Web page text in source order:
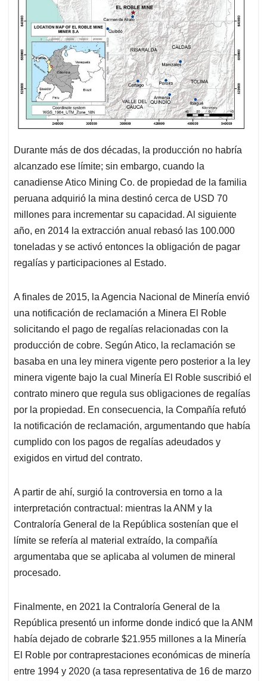
Durante más de dos décadas, la producción no habría
alcanzado ese límite; sin embargo, cuando la
canadiense Atico Mining Co. de propiedad de la familia
peruana adquirió la mina destinó cerca de USD 70
millones para incrementar su capacidad. Al siguiente
año, en 2014 la extracción anual rebasó las 100.000
toneladas y se activó entonces la obligación de pagar
regalías y participaciones al Estado.
A finales de 2015, la Agencia Nacional de Minería envió
una notificación de reclamación a Minera El Roble
solicitando el pago de regalías relacionadas con la
producción de cobre. Según Atico, la reclamación se
basaba en una ley minera vigente pero posterior a la ley
minera vigente bajo la cual Minería El Roble suscribió el
contrato minero que regula sus obligaciones de regalías
por la propiedad. En consecuencia, la Compañía refutó
la notificación de reclamación, argumentando que había
cumplido con los pagos de regalías adeudados y
exigidos en virtud del contrato.
A partir de ahí, surgió la controversia en torno a la
interpretación contractual: mientras la ANM y la
Contraloría General de la República sostenían que el
límite se refería al material extraído, la compañía
argumentaba que se aplicaba al volumen de mineral
procesado.
Finalmente, en 2021 la Contraloría General de la
República presentó un informe donde indicó que la ANM
había dejado de cobrarle $21.955 millones a la Minería
El Roble por contraprestaciones económicas de minería
entre 1994 y 2020 (a tasa representativa de 16 de marzo